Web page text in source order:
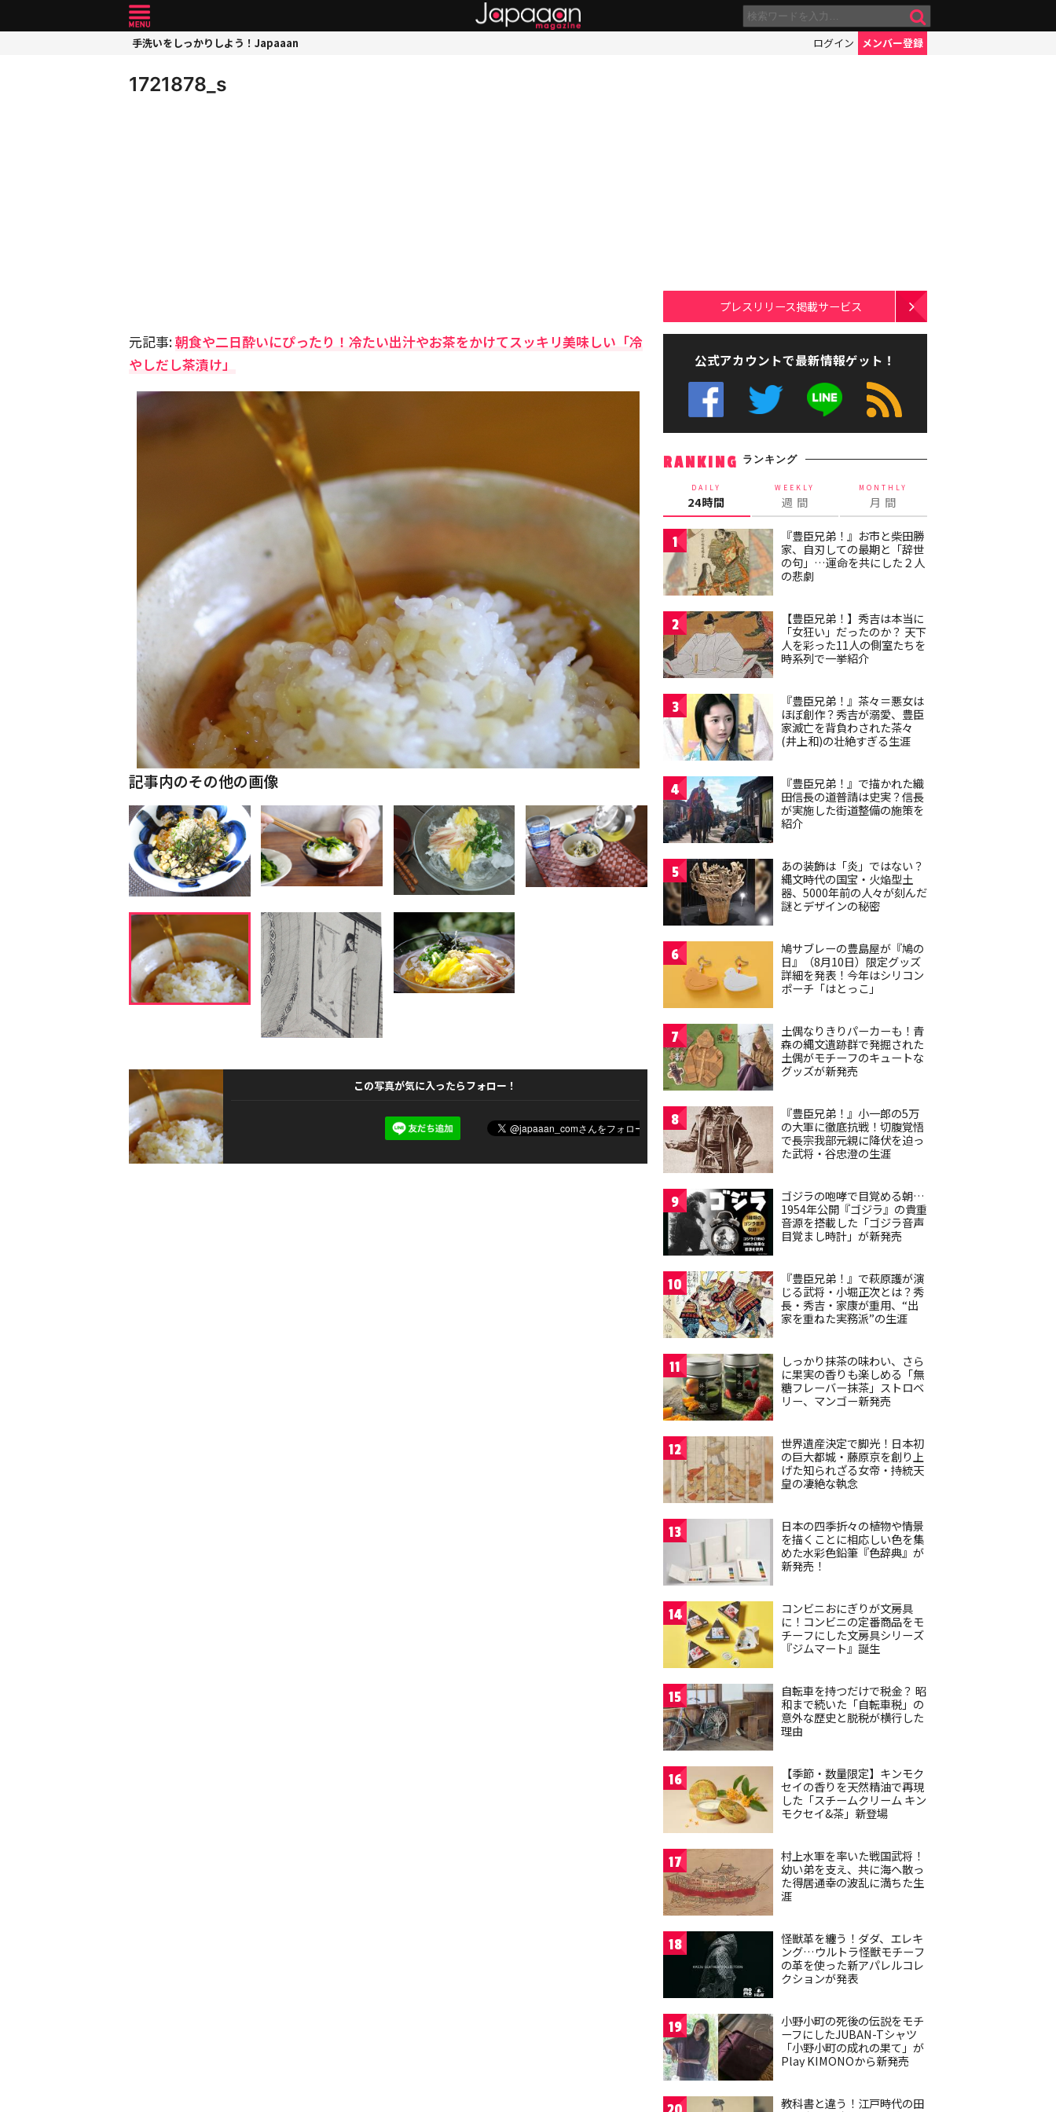
手洗いをしっかりしよう！Japaaan ログイン メンバー登録
1721878_s
元記事:朝食や二日酔いにぴったり！冷たい出汁やお茶をかけてスッキリ美味しい「冷
やしだし茶漬け」
記事内のその他の画像
この写真が気に入ったらフォロー！
プレスリリース掲載サービス
公式アカウントで最新情報ゲット！
RANKING ランキング
DAILY
24時間
WEEKLY
週 間
MONTHLY
月 間
1
『豊臣兄弟！』お市と柴田勝
家、自刃しての最期と「辞世
の句」…運命を共にした２人
の悲劇
2
【豊臣兄弟！】秀吉は本当に
「女狂い」だったのか？ 天下
人を彩った11人の側室たちを
時系列で一挙紹介
3
『豊臣兄弟！』茶々＝悪女は
ほぼ創作？秀吉が溺愛、豊臣
家滅亡を背負わされた茶々
(井上和)の壮絶すぎる生涯
4
『豊臣兄弟！』で描かれた織
田信長の道普請は史実？信長
が実施した街道整備の施策を
紹介
5
あの装飾は「炎」ではない？
縄文時代の国宝・火焔型土
器、5000年前の人々が刻んだ
謎とデザインの秘密
6
鳩サブレーの豊島屋が『鳩の
日』（8月10日）限定グッズ
詳細を発表！今年はシリコン
ポーチ「はとっこ」
7
土偶なりきりパーカーも！青
森の縄文遺跡群で発掘された
土偶がモチーフのキュートな
グッズが新発売
8
『豊臣兄弟！』小一郎の5万
の大軍に徹底抗戦！切腹覚悟
で長宗我部元親に降伏を迫っ
た武将・谷忠澄の生涯
9
ゴジラの咆哮で目覚める朝…
1954年公開『ゴジラ』の貴重
音源を搭載した「ゴジラ音声
目覚まし時計」が新発売
10
『豊臣兄弟！』で萩原護が演
じる武将・小堀正次とは？秀
長・秀吉・家康が重用、“出
家を重ねた実務派”の生涯
11
しっかり抹茶の味わい、さら
に果実の香りも楽しめる「無
糖フレーバー抹茶」ストロベ
リー、マンゴー新発売
12
世界遺産決定で脚光！日本初
の巨大都城・藤原京を創り上
げた知られざる女帝・持統天
皇の凄絶な執念
13
日本の四季折々の植物や情景
を描くことに相応しい色を集
めた水彩色鉛筆『色辞典』が
新発売！
14
コンビニおにぎりが文房具
に！コンビニの定番商品をモ
チーフにした文房具シリーズ
『ジムマート』誕生
15
自転車を持つだけで税金？ 昭
和まで続いた「自転車税」の
意外な歴史と脱税が横行した
理由
16
【季節・数量限定】キンモク
セイの香りを天然精油で再現
した「スチームクリーム キン
モクセイ&茶」新登場
17
村上水軍を率いた戦国武将！
幼い弟を支え、共に海へ散っ
た得居通幸の波乱に満ちた生
涯
18
怪獣革を纏う！ダダ、エレキ
ング…ウルトラ怪獣モチーフ
の革を使った新アパレルコレ
クションが発表
19
小野小町の死後の伝説をモチ
ーフにしたJUBAN-Tシャツ
「小野小町の成れの果て」が
Play KIMONOから新発売
教科書と違う！江戸時代の田